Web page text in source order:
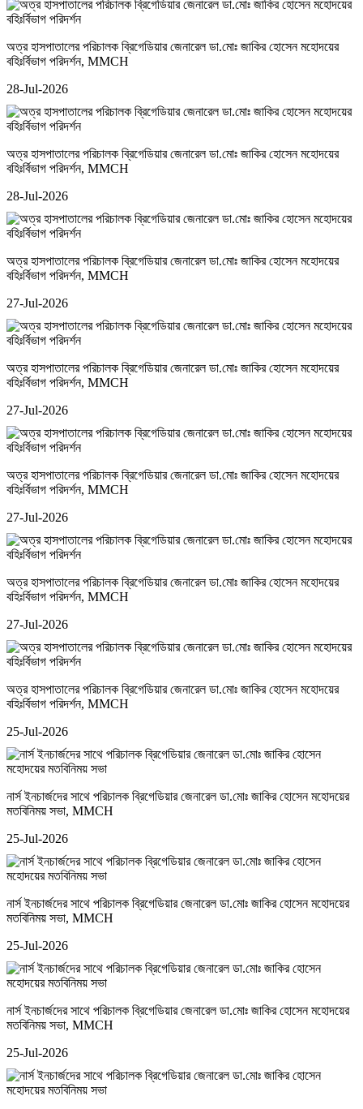
অত্র হাসপাতালের পরিচালক ব্রিগেডিয়ার জেনারেল ডা.মোঃ জাকির হোসেন মহোদয়ের
বহিঃর্বিভাগ পরিদর্শন, MMCH
28-Jul-2026
অত্র হাসপাতালের পরিচালক ব্রিগেডিয়ার জেনারেল ডা.মোঃ জাকির হোসেন মহোদয়ের
বহিঃর্বিভাগ পরিদর্শন, MMCH
28-Jul-2026
অত্র হাসপাতালের পরিচালক ব্রিগেডিয়ার জেনারেল ডা.মোঃ জাকির হোসেন মহোদয়ের
বহিঃর্বিভাগ পরিদর্শন, MMCH
27-Jul-2026
অত্র হাসপাতালের পরিচালক ব্রিগেডিয়ার জেনারেল ডা.মোঃ জাকির হোসেন মহোদয়ের
বহিঃর্বিভাগ পরিদর্শন, MMCH
27-Jul-2026
অত্র হাসপাতালের পরিচালক ব্রিগেডিয়ার জেনারেল ডা.মোঃ জাকির হোসেন মহোদয়ের
বহিঃর্বিভাগ পরিদর্শন, MMCH
27-Jul-2026
অত্র হাসপাতালের পরিচালক ব্রিগেডিয়ার জেনারেল ডা.মোঃ জাকির হোসেন মহোদয়ের
বহিঃর্বিভাগ পরিদর্শন, MMCH
27-Jul-2026
অত্র হাসপাতালের পরিচালক ব্রিগেডিয়ার জেনারেল ডা.মোঃ জাকির হোসেন মহোদয়ের
বহিঃর্বিভাগ পরিদর্শন, MMCH
25-Jul-2026
নার্স ইনচার্জদের সাথে পরিচালক ব্রিগেডিয়ার জেনারেল ডা.মোঃ জাকির হোসেন মহোদয়ের
মতবিনিময় সভা, MMCH
25-Jul-2026
নার্স ইনচার্জদের সাথে পরিচালক ব্রিগেডিয়ার জেনারেল ডা.মোঃ জাকির হোসেন মহোদয়ের
মতবিনিময় সভা, MMCH
25-Jul-2026
নার্স ইনচার্জদের সাথে পরিচালক ব্রিগেডিয়ার জেনারেল ডা.মোঃ জাকির হোসেন মহোদয়ের
মতবিনিময় সভা, MMCH
25-Jul-2026